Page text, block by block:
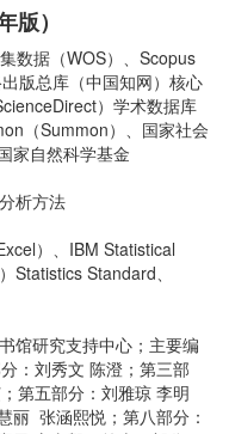
版）
数据（WOS）、Scopus
版总库（中国知网）核心
）学术数据库
（Summon）、国家社会
家自然科学基金
析方法
）、IBM Statistical
Statistics Standard、
馆研究支持中心；主要编
：刘秀文 陈澄；第三部
第五部分：刘雅琼 李明
丽 张涵熙悦；第八部分：